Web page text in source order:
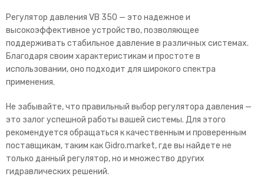
Регулятор давления VB 350 — это надежное и
высокоэффективное устройство, позволяющее
поддерживать стабильное давление в различных системах.
Благодаря своим характеристикам и простоте в
использовании, оно подходит для широкого спектра
применения.
Не забывайте, что правильный выбор регулятора давления —
это залог успешной работы вашей системы. Для этого
рекомендуется обращаться к качественным и проверенным
поставщикам, таким как Gidro.market, где вы найдете не
только данный регулятор, но и множество других
гидравлических решений.